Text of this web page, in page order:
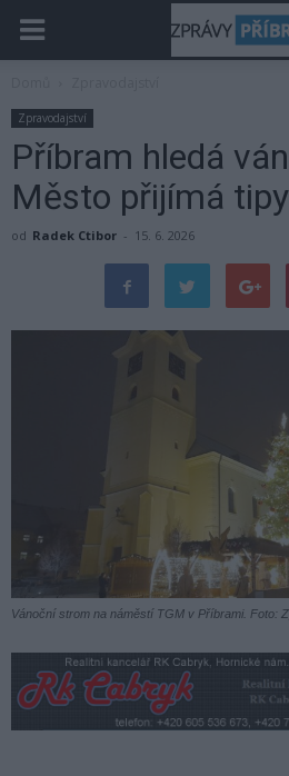
Zpravodajství
Příbram hledá
Město přijímá
od Radek Ctibor - 15. 6. 2026
Vánoční strom na náměstí TGM v Příbrami. Foto: